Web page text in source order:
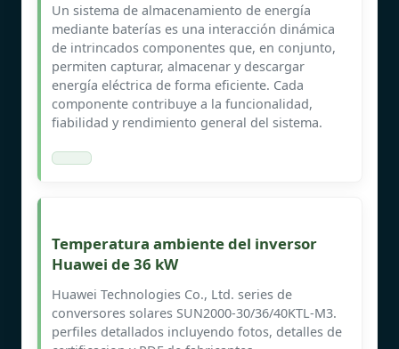
Un sistema de almacenamiento de energía
mediante baterías es una interacción dinámica
de intrincados componentes que, en conjunto,
permiten capturar, almacenar y descargar
energía eléctrica de forma eficiente. Cada
componente contribuye a la funcionalidad,
fiabilidad y rendimiento general del sistema.
Temperatura ambiente del inversor
Huawei de 36 kW
Huawei Technologies Co., Ltd. series de
conversores solares SUN2000-30/36/40KTL-M3.
perfiles detallados incluyendo fotos, detalles de